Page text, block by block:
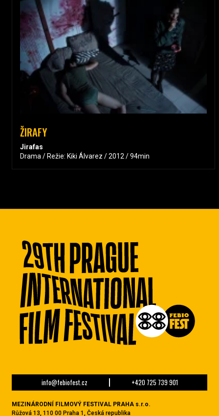
ŽIRAFY
Jirafas
Drama / Režie: Kiki Álvarez / 2012 / 94min
info@febiofest.cz +420 725 739 901
MEZINÁRODNÍ FILMOVÝ FESTIVAL PRAHA s.r.o.
Růžová 13, 110 00 Praha 1, Česká republika